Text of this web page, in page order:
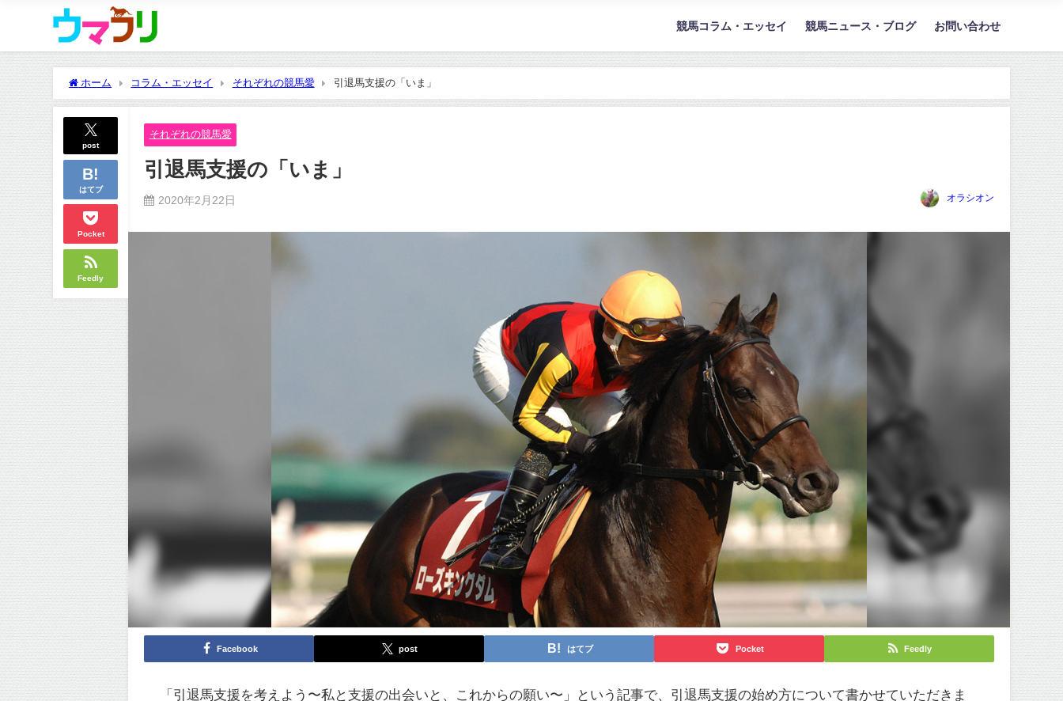
競馬コラム・エッセイ 競馬ニュース・ブログ お問い合わせ
ホーム コラム・エッセイ それぞれの競馬愛 引退馬支援の「いま」
post
はてブ
Pocket
Feedly
それぞれの競馬愛
引退馬支援の「いま」
2020年2月22日 オラシオン
Facebook post はてブ Pocket Feedly
「引退馬支援を考えよう〜私と支援の出会いと、これからの願い〜」という記事で、引退馬支援の始め方について書かせていただきま